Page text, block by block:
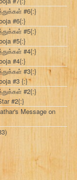
#6{:}
#6{:}
#5{:}
#5{:}
#4{:}
#4{:}
#3{:}
#3 {:}
#2{:}
#2{:}
Message on